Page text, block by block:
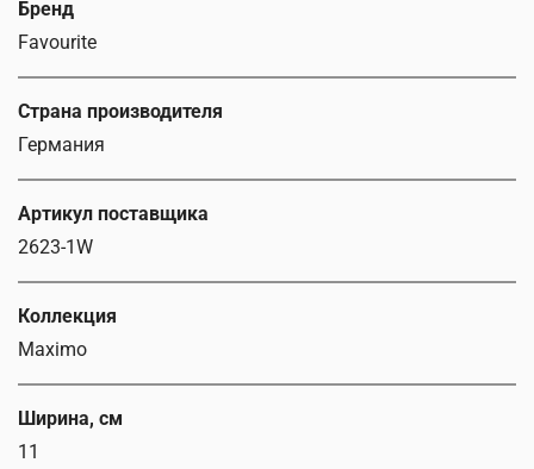
Бренд
Favourite
Страна производителя
Германия
Артикул поставщика
2623-1W
Коллекция
Maximo
Ширина, см
11